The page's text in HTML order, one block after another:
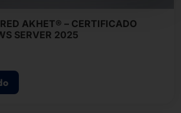
AKHET® – CERTIFICADO
SERVER 2025